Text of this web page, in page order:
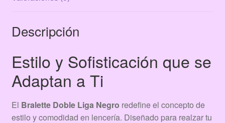
Descripción
Estilo y Sofisticación que se
Adaptan a Ti
El Bralette Doble Liga Negro redefine el concepto de
estilo y comodidad en lencería. Diseñado para realzar tu